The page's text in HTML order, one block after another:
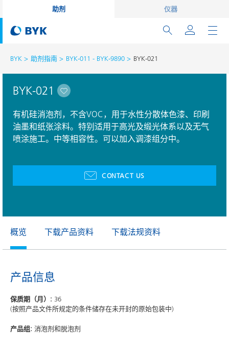
助剂 仪器
BYK 助剂指南 BYK-011 - BYK-9890 BYK-021
BYK-021
有机硅消泡剂，不含VOC，用于水性分散体色漆、印刷
油墨和纸张涂料。特别适用于高光及缎光体系以及无气
喷涂施工。中等相容性。可以加入调漆组分中。
CONTACT US
概览 下载产品资料 下载法规资料
产品信息
保质期（月）: 36
(按照产品文件所规定的条件储存在未开封的原始包装中)
产品组: 消泡剂和脱泡剂